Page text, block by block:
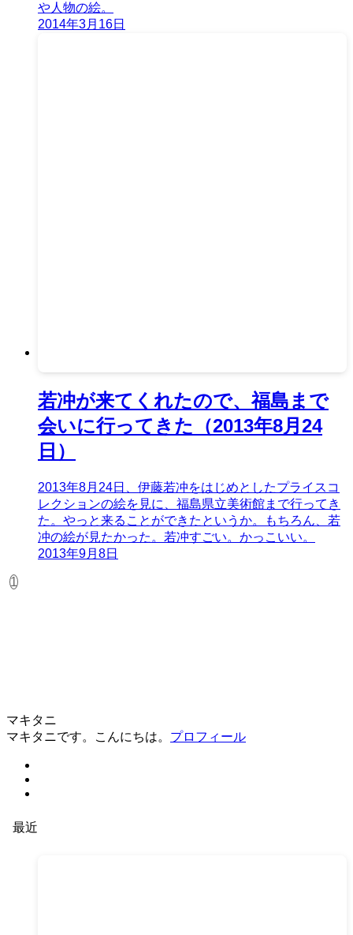
や人物の絵。
2014年3月16日
若冲が来てくれたので、福島まで
会いに行ってきた（2013年8月24
日）
2013年8月24日、伊藤若冲をはじめとしたプライスコ
レクションの絵を見に、福島県立美術館まで行ってき
た。やっと来ることができたというか。もちろん、若
冲の絵が見たかった。若冲すごい。かっこいい。
2013年9月8日
1
マキタニ
マキタニです。こんにちは。 プロフィール
最近